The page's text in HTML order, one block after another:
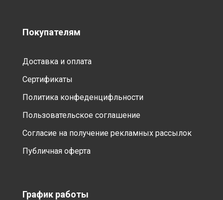
Покупателям
Доставка и оплата
Сертификаты
Политика конфеденцифльности
Пользовательское соглашение
Согласие на получение рекламных рассылок
Публичная оферта
График работы